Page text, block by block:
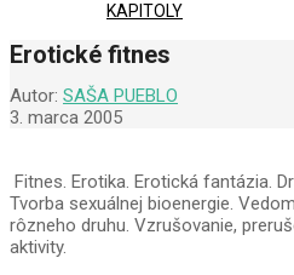
KAPITOLY
Erotické fitnes
Autor: SAŠA PUEBLO
3. marca 2005
Fitnes. Erotika. Erotická fantázia.
Tvorba sexuálnej bioenergie.
rôzneho druhu. Vzrušovanie,
aktivity.